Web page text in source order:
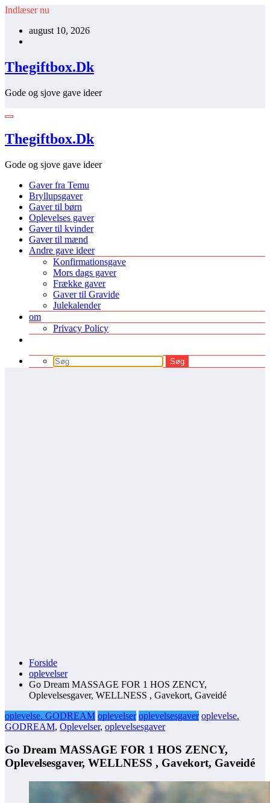
Videre
indhold
Indlæser nu
august 10, 2026
Thegiftbox.Dk
Gode og sjove gave ideer
Thegiftbox.Dk
Gode og sjove gave ideer
Gaver fra Temu
Bryllupsgaver
Gaver til børn
Oplevelses gaver
Gaver til kvinder
Gaver til mænd
Andre gave ideer
Konfirmationsgave
Mors dags gaver
Frække gaver
Gaver til Gravide
Julekalender
om
Privacy Policy
Forside
oplevelser
Go Dream MASSAGE FOR 1 HOS ZENCY,
Oplevelsesgaver, WELLNESS , Gavekort, Gaveidé
oplevelse. GODREAM oplevelser oplevelsesgaver oplevelse.
GODREAM, Oplevelser, oplevelsesgaver
Go Dream MASSAGE FOR 1 HOS ZENCY,
Oplevelsesgaver, WELLNESS , Gavekort, Gaveidé